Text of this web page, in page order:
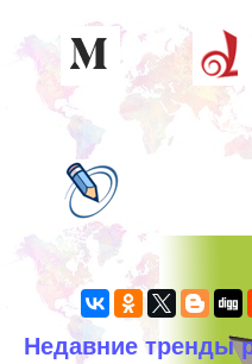
Недавние тренды